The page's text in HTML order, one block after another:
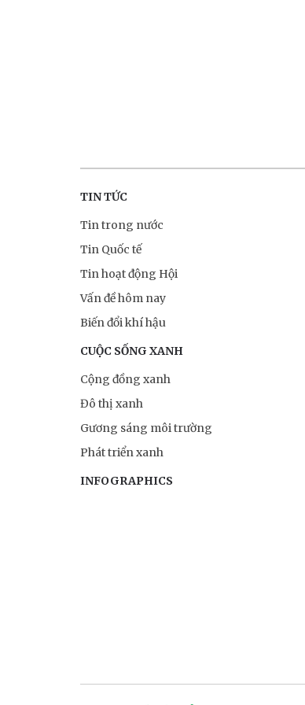
TIN TỨC
Tin trong nước
Tin Quốc tế
Tin hoạt động Hội
Vấn đề hôm nay
Biến đổi khí hậu
CUỘC SỐNG XANH
Cộng đồng xanh
Đô thị xanh
Gương sáng môi trường
Phát triển xanh
INFOGRAPHICS